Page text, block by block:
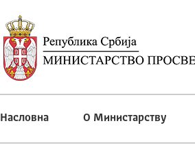
Насловна О Министарству